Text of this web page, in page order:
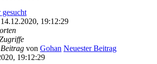
gesucht
19:12:29
von Gohan Neuester Beitrag
19:12:29